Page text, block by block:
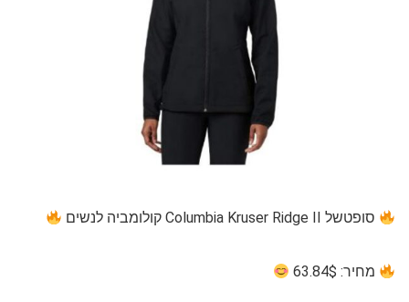
סופטשל Columbia Kruser Ridge II קולומביה לנשים
מחיר: 63.84$